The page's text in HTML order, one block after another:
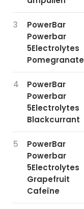
3
PowerBar
Powerbar
5Electrolytes
Pomegranate
4
PowerBar
Powerbar
5Electrolytes
Blackcurrant
5
PowerBar
Powerbar
5Electrolytes
Grapefruit
Cafeïne